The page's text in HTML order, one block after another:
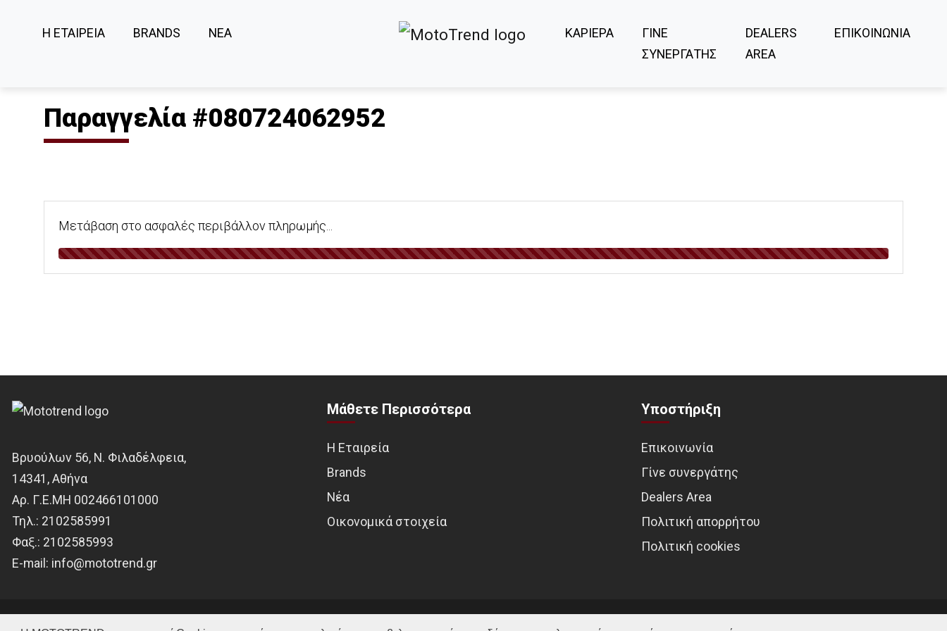
Η ΕΤΑΙΡΕΙΑ BRANDS ΝΕΑ ΚΑΡΙΕΡΑ
ΓΙΝΕ
ΣΥΝΕΡΓΑΤΗΣ
DEALERS
AREA
ΕΠΙΚΟΙΝΩΝΙΑ
Παραγγελία #080724062952
Μετάβαση στο ασφαλές περιβάλλον πληρωμής...
Βρυούλων 56, Ν. Φιλαδέλφεια,
14341, Αθήνα
Αρ. Γ.Ε.ΜΗ 002466101000
Τηλ.: 2102585991
Φαξ.: 2102585993
Ε-mail: info@mototrend.gr
Μάθετε Περισσότερα
Η Εταιρεία
Brands
Νέα
Οικονομικά στοιχεία
Υποστήριξη
Επικοινωνία
Γίνε συνεργάτης
Dealers Area
Πολιτική απορρήτου
Πολιτική cookies